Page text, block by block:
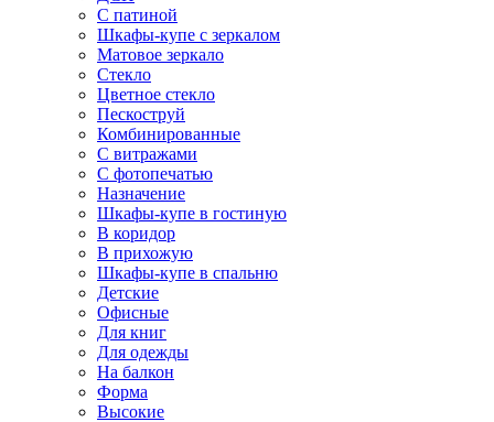
С патиной
Шкафы-купе с зеркалом
Матовое зеркало
Стекло
Цветное стекло
Пескоструй
Комбинированные
С витражами
С фотопечатью
Назначение
Шкафы-купе в гостиную
В коридор
В прихожую
Шкафы-купе в спальню
Детские
Офисные
Для книг
Для одежды
На балкон
Форма
Высокие